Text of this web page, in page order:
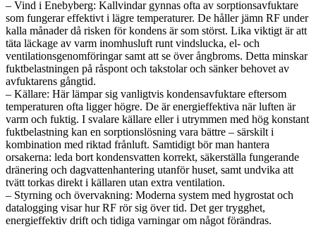
– Vind i Enebyberg: Kallvindar gynnas ofta av sorptionsavfuktare
som fungerar effektivt i lägre temperaturer. De håller jämn RF under
kalla månader då risken för kondens är som störst. Lika viktigt är att
täta läckage av varm inomhusluft runt vindslucka, el- och
ventilationsgenomföringar samt att se över ångbroms. Detta minskar
fuktbelastningen på råspont och takstolar och sänker behovet av
avfuktarens gångtid.
– Källare: Här lämpar sig vanligtvis kondensavfuktare eftersom
temperaturen ofta ligger högre. De är energieffektiva när luften är
varm och fuktig. I svalare källare eller i utrymmen med hög konstant
fuktbelastning kan en sorptionslösning vara bättre – särskilt i
kombination med riktad frånluft. Samtidigt bör man hantera
orsakerna: leda bort kondensvatten korrekt, säkerställa fungerande
dränering och dagvattenhantering utanför huset, samt undvika att
tvätt torkas direkt i källaren utan extra ventilation.
– Styrning och övervakning: Moderna system med hygrostat och
datalogging visar hur RF rör sig över tid. Det ger trygghet,
energieffektiv drift och tidiga varningar om något förändras.